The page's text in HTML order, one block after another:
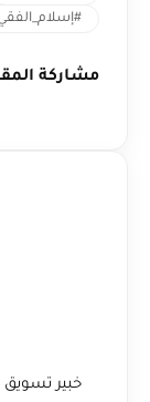
مشاركة
خبير